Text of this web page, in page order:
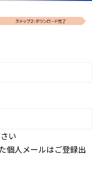
い
個人メールはご登録出